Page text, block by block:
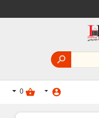
shopping_basket
0